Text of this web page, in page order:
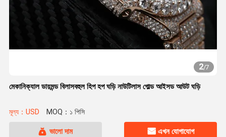
2/7
মেকানিক্যাল ডায়মন্ড বিলাসবহুল হিপ হপ ঘড়ি নাউটিলাস গোল্ড আইসড আউট ঘড়ি
মূল্য：USD MOQ：১ পিসি
ভালো দাম এখন যোগাযোগ